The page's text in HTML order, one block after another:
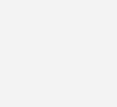
Linz begrüßten die
Alfred Müller zahlreiche
den Umzug der ebm-
mit einem stark gestiegenen
Zukunftsaussichten: Wir
dem zukünftigen Wachstum